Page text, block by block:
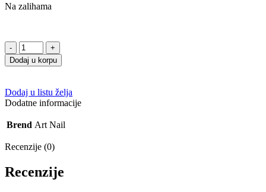
Na zalihama
Gel
lak
118
10g
količina
Dodaj u korpu
Dodaj u listu želja
Dodatne informacije
Brend Art Nail
Recenzije (0)
Recenzije